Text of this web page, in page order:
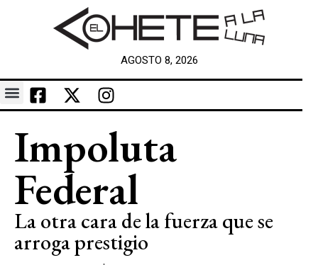
AGOSTO 8, 2026
Impoluta
Federal
La otra cara de la fuerza que se
arroga prestigio